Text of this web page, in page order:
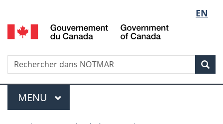
au
contenu
la
HTML
la
langue
EN
of
Recherche
Rechercher
dans
NOTMAR
Menu
MENU PRINCIPAL